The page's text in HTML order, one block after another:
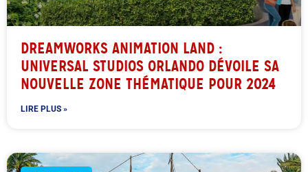
DREAMWORKS ANIMATION LAND :
UNIVERSAL STUDIOS ORLANDO DÉVOILE SA
NOUVELLE ZONE THÉMATIQUE POUR 2024
LIRE PLUS »